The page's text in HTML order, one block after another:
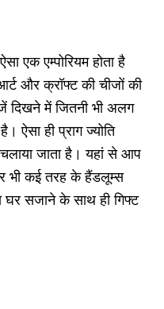
एक एम्पोरियम होता है
और क्रॉफ्ट की चीजों की
दिखने में जितनी भी अलग
ऐसा ही प्राग ज्योति
चलाया जाता है। यहां से आप
भी कई तरह के हैंडलूम्स
सजाने के साथ ही गिफ्ट